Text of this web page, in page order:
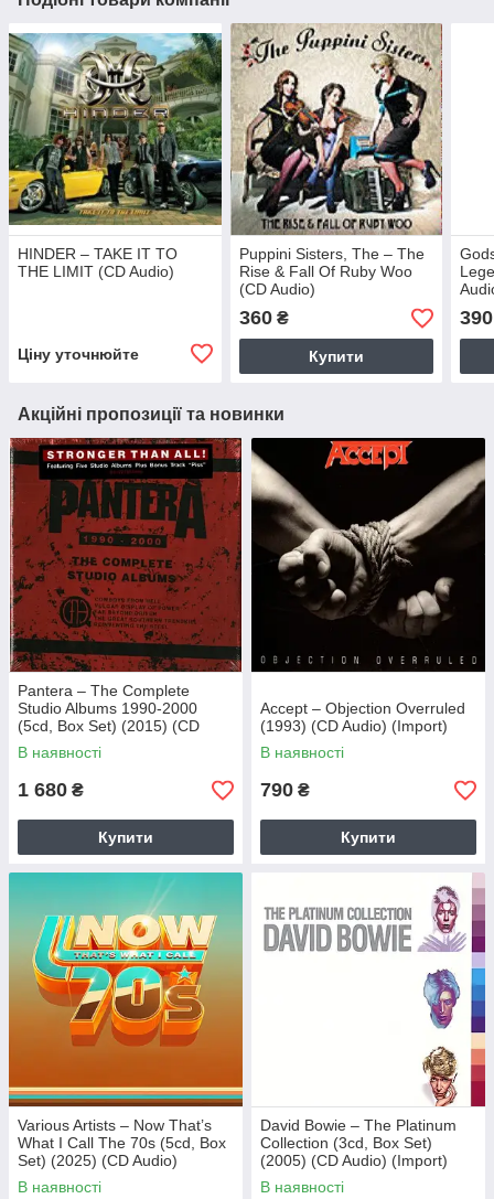
HINDER – TAKE IT TO
THE LIMIT (CD Audio)
Ціну уточнюйте
Puppini Sisters, The – The
Rise & Fall Of Ruby Woo
(CD Audio)
360₴
Купити
390
Акційні пропозиції та новинки
Pantera – The Complete
Studio Albums 1990-2000
(5cd, Box Set) (2015) (CD
Audio) (Import)
В наявності
1 680 ₴
Купити
Accept – Objection Overruled
(1993) (CD Audio) (Import)
В наявності
790 ₴
Купити
Various Artists – Now That’s
What I Call The 70s (5cd, Box
Set) (2025) (CD Audio)
(Import)
В наявності
David Bowie – The Platinum
Collection (3cd, Box Set)
(2005) (CD Audio) (Import)
В наявності